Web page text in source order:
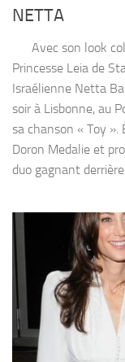
NETTA
Avec son look
Princesse Leia de
Israélienne Netta
soir à Lisbonne, au
sa chanson « Toy
Doron Medalie et
duo gagnant derrière